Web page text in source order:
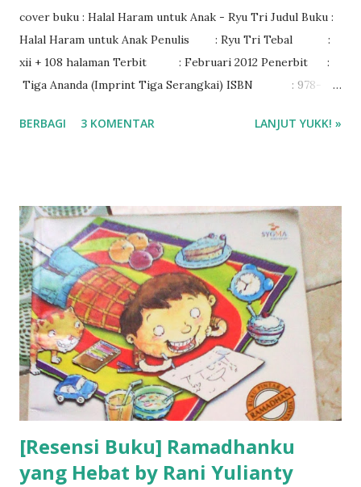
cover buku : Halal Haram untuk Anak - Ryu Tri Judul Buku :
Halal Haram untuk Anak Penulis : Ryu Tri Tebal :
xii + 108 halaman Terbit : Februari 2012 Penerbit :
Tiga Ananda (Imprint Tiga Serangkai) ISBN : 978-
BERBAGI 3 KOMENTAR LANJUT YUKK! »
[Resensi Buku] Ramadhanku
yang Hebat by Rani Yulianty